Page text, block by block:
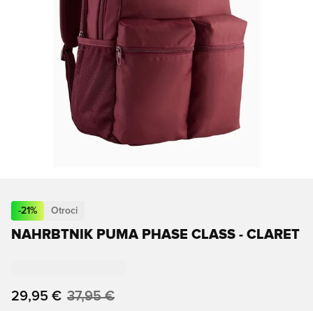
-21% Otroci
NAHRBTNIK PUMA PHASE CLASS - CLARET
29,95 € 37,95 €